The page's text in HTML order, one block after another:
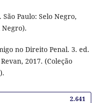
Paulo: Selo Negro,
Negro).
no Direito Penal. 3. ed.
2017. (Coleção
2.641